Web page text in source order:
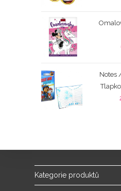
Notes
Kategorie produktů